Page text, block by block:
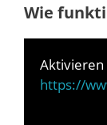
Wie
Aktivieren
https://